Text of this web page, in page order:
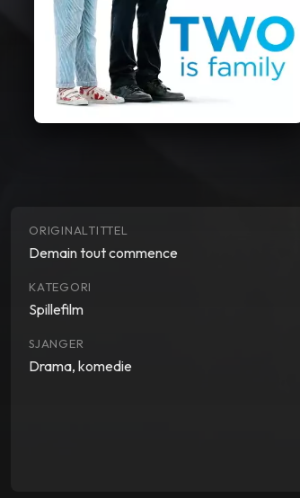
ORIGINALTITTEL
Demain tout commence
KATEGORI
Spillefilm
SJANGER
Drama, komedie